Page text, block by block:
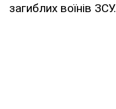
загиблих воїнів ЗСУ.